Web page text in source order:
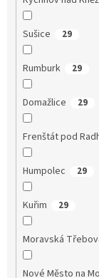
Sušice 29
Rumburk 29
Domažlice 29
Frenštát pod
Humpolec 29
Kuřim 29
Moravská
Nové Město na